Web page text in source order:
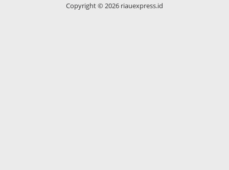
Copyright © 2026 riauexpress.id